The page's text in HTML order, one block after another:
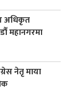
अधिकृत
महानगरमा
नेतृ माया